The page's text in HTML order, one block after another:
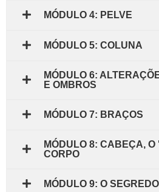
MÓDULO 4: PELVE
MÓDULO 5: COLUNA
MÓDULO 6:
E OMBROS
MÓDULO 7: BRAÇOS
MÓDULO 8: CABEÇA,
CORPO
MÓDULO 9: O